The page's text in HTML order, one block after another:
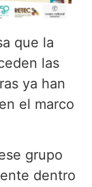
que la
las
ya han
el marco
grupo
dentro